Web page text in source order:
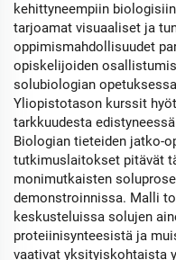
kehittyneempiin
tarjoamat visuaaliset ja
oppimismahdollisuudet
opiskelijoiden
solubiologian
Yliopistotason kurssit
tarkkuudesta
Biologian tieteiden jatko-
tutkimuslaitokset pitävät
monimutkaisten
demonstroinnissa. Malli
keskusteluissa solujen
proteiinisynteesistä ja
vaativat yksityiskohtaista